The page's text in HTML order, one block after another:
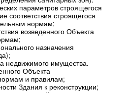
параметров строящегося
соответствия строящегося
нормам;
возведенного Объекта
назначения
недвижимого имущества.
Объекта
и правилам;
Здания к реконструкции;